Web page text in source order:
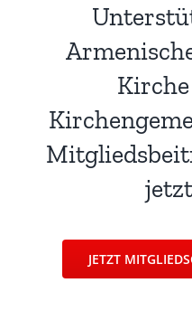
JETZT